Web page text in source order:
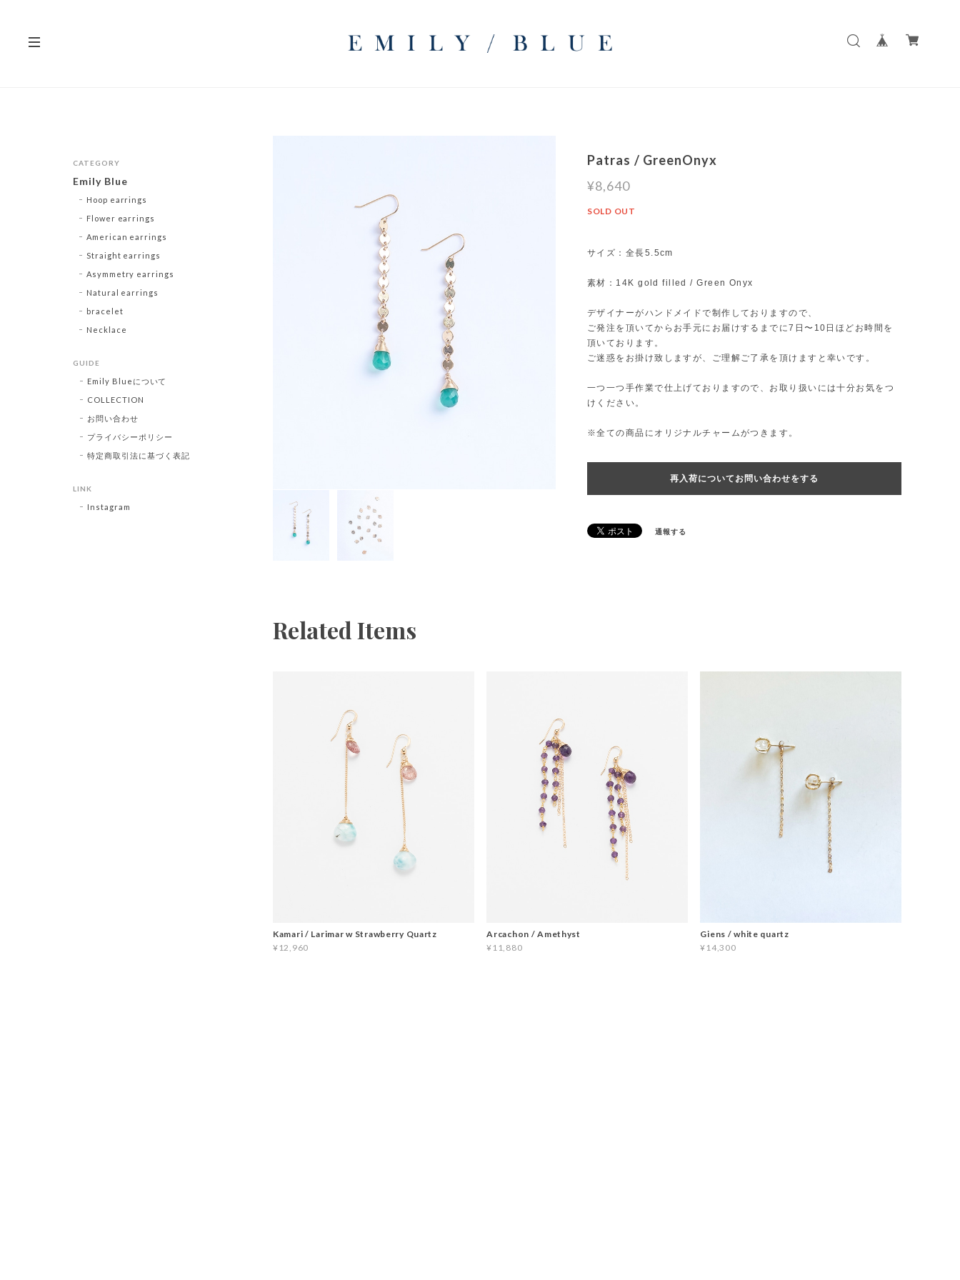
Patras / GreenOnyx
¥8,640
SOLD OUT
サイズ：全長5.5cm
素材：14K gold filled / Green Onyx
デザイナーがハンドメイドで制作しておりますので、
ご発注を頂いてからお手元にお届けするまでに7日〜10日ほどお時間を
頂いております。
ご迷惑をお掛け致しますが、ご理解ご了承を頂けますと幸いです。
一つ一つ手作業で仕上げておりますので、お取り扱いには十分お気をつ
けください。
※全ての商品にオリジナルチャームがつきます。
再入荷についてお問い合わせをする
通報する
Related Items
Kamari / Larimar w Strawberry Quartz
¥12,960
Arcachon / Amethyst
¥11,880
Giens / white quartz
¥14,300
CATEGORY
Emily Blue
Hoop earrings
Flower earrings
American earrings
Straight earrings
Asymmetry earrings
Natural earrings
bracelet
Necklace
GUIDE
Emily Blueについて
COLLECTION
お問い合わせ
プライバシーポリシー
特定商取引法に基づく表記
LINK
Instagram